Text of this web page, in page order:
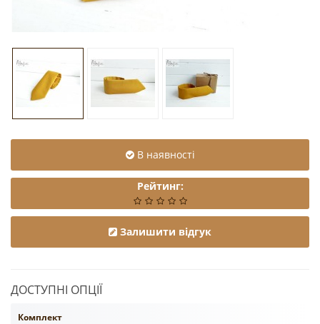
В наявності
Рейтинг:
Залишити відгук
ДОСТУПНІ ОПЦІЇ
Комплект